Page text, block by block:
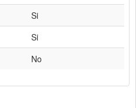
Si
Si
No